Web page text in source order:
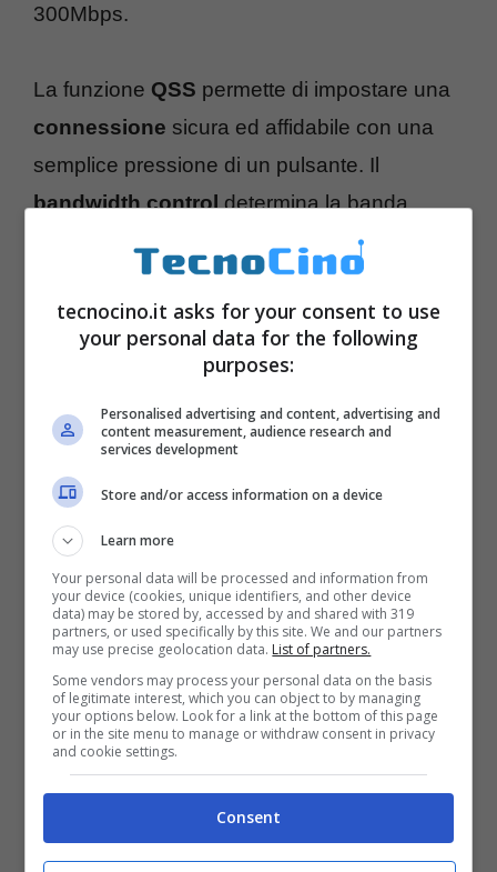
300Mbps.
La funzione QSS permette di impostare una
connessione sicura ed affidabile con una
semplice pressione di un pulsante. Il
bandwidth controldetermina la banda
allocata per ogni singolo PC. Ricordiamo
dunque il prezzo: 53 euro.Qui tutte le altre
idee per Natale.
tecnocino.it asks for your consent to use
your personal data for the following
purposes:
Personalised advertising and content, advertising and
content measurement, audience research and
services development
Store and/or access information on a device
Learn more
Your personal data will be processed and information from
your device (cookies, unique identifiers, and other device
data) may be stored by, accessed by and shared with 319
partners, or used specifically by this site. We and our partners
may use precise geolocation data. List of partners.
Some vendors may process your personal data on the basis
of legitimate interest, which you can object to by managing
your options below. Look for a link at the bottom of this page
or in the site menu to manage or withdraw consent in privacy
and cookie settings.
Consent